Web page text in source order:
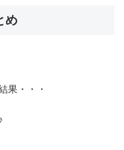
め
果・・・